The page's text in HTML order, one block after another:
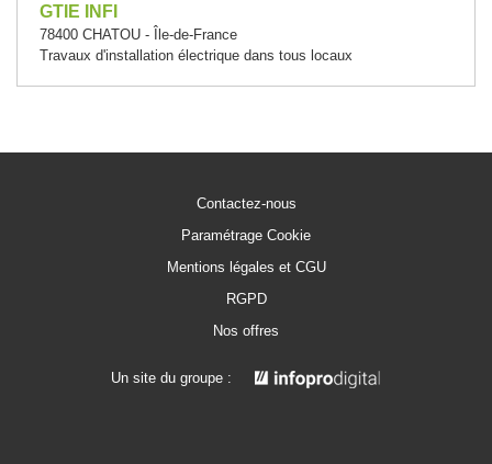
GTIE INFI
78400 CHATOU - Île-de-France
Travaux d'installation électrique dans tous locaux
Contactez-nous
Paramétrage Cookie
Mentions légales et CGU
RGPD
Nos offres
Un site du groupe :